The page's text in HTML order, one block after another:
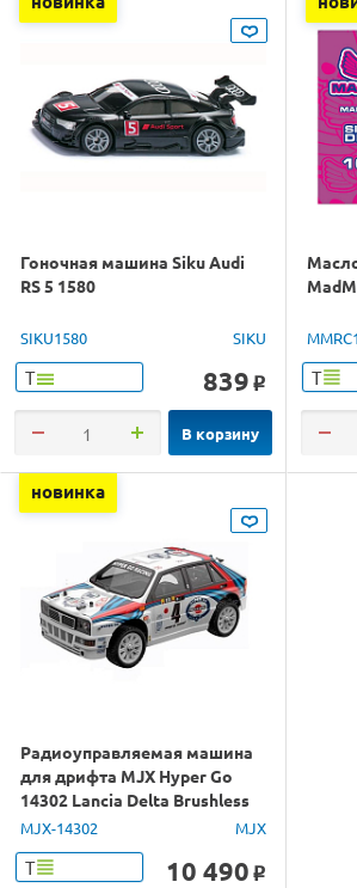
Гоночная машина Siku Audi
RS 5 1580
SIKU1580 SIKU
Т 839 o
В корзину
Т
новинка
Радиоуправляемая машина
для дрифта MJX Hyper Go
14302 Lancia Delta Brushless
4WD 2.4G LED 1/14 RTR
MJX-14302 MJX
Т 10 490 o